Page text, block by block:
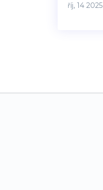
říj, 14 2025